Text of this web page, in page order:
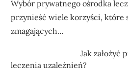
Wybór prywatnego ośrodka
przynieść wiele korzyści, które
zmagających…
Jak założyć
leczenia uzależnień?